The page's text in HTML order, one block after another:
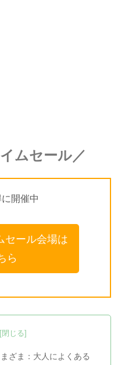
ムセール／
開催中
セール会場は
ら
ざま：大人によくある